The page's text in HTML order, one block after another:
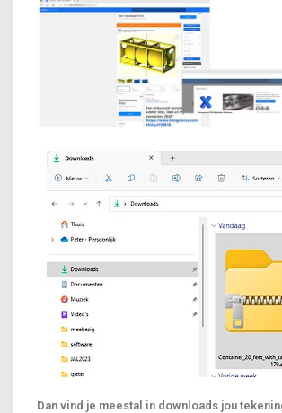
Dan vind je meestal in downloads jou